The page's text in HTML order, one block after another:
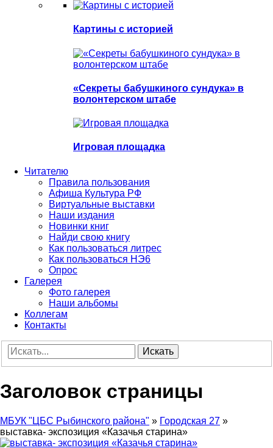
Картины с историей
«Секреты бабушкиного сундука» в
волонтерском штабе
Игровая площадка
Читателю
Правила пользования
Афиша Культура РФ
Виртуальные выставки
Наши издания
Новинки книг
Найди свою книгу
Как пользоваться литрес
Как пользоваться НЭ6
Опрос
Галерея
Фото галерея
Наши альбомы
Коллегам
Контакты
Искать
Заголовок страницы
МБУК "ЦБС Рыбинского района" » Городская 27 »
выставка- экспозиция «Казачья старина»